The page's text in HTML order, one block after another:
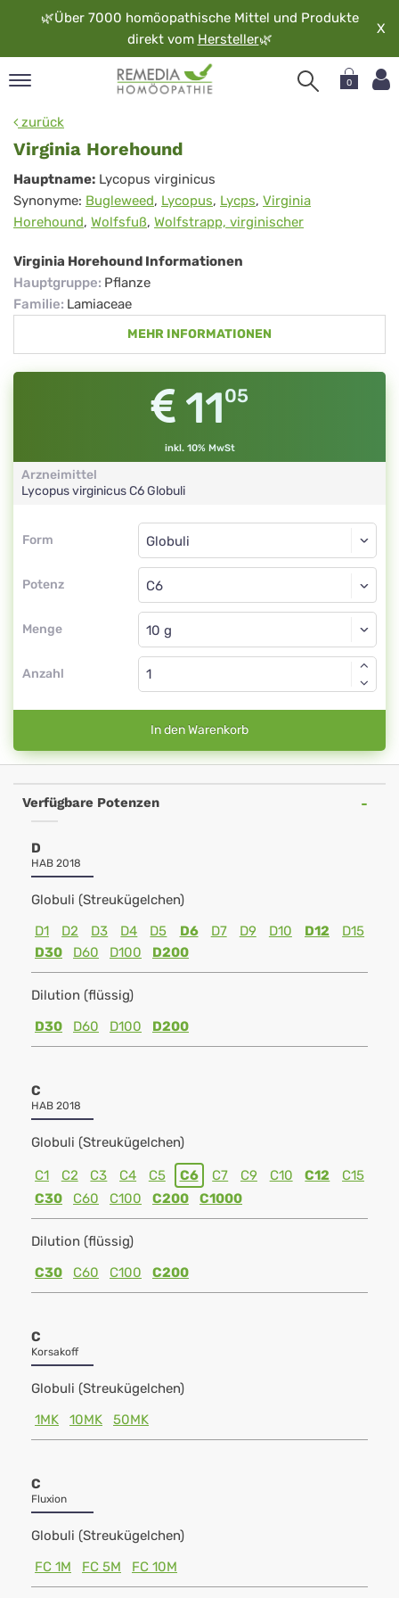
🌿Über 7000 homöopathische Mittel und Produkte
direkt vom Hersteller🌿
X
0
zurück
Virginia Horehound
Virginia
Horehound
Hauptname: Lycopus virginicus
Synonyme: Bugleweed, Lycopus, Lycps, Virginia
Horehound, Wolfsfuß, Wolfstrapp, virginischer
Virginia Horehound Informationen
Hauptgruppe: Pflanze
Familie: Lamiaceae
MEHR INFORMATIONEN
1105
inkl. 10% MwSt
Arzneimittel
Lycopus virginicusC6Globuli
Form
Form
Potenz
Globuli
C6
Menge
Globuli
Anzahl
In den Warenkorb
Verfügbare Potenzen
D
HAB 2018
Globuli (Streukügelchen)
D1
D2 D3 D4 D5 D6 D7 D9 D10 D12
D15
D30
D60 D100 D200
Dilution (flüssig)
D30
D60 D100 D200
C
HAB 2018
Globuli (Streukügelchen)
C1 C2 C3 C4 C5 C6 C7 C9 C10 C12
C15
C30
C60 C100 C200 C1000
Dilution (flüssig)
C30
C60 C100 C200
C
Korsakoff
Globuli (Streukügelchen)
1MK
10MK 50MK
C
Fluxion
Globuli (Streukügelchen)
FC 1M
FC 5M FC 10M